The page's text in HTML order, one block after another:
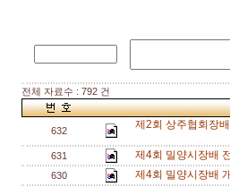
전체 자료수 : 792 건
632 제2회 상주협회장
631 제4회 밀양시장배
630 제4회 밀양시장배